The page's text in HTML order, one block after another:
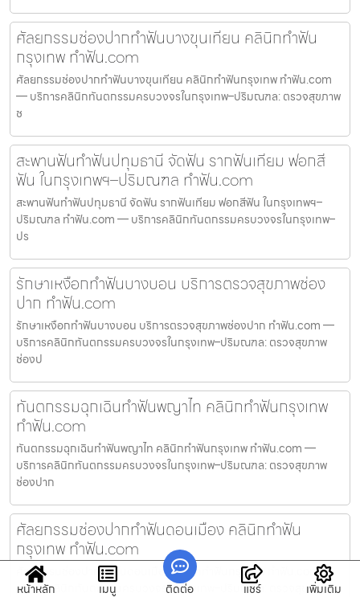
ศัลยกรรมช่องปากทำฟันบางขุนเทียน คลินิกทำฟัน
กรุงเทพ ทำฟัน.com
ศัลยกรรมช่องปากทำฟันบางขุนเทียน คลินิกทำฟันกรุงเทพ ทำฟัน.com
— บริการคลินิกทันตกรรมครบวงจรในกรุงเทพ–ปริมณฑล: ตรวจสุขภาพ
ช
สะพานฟันทำฟันปทุมธานี จัดฟัน รากฟันเทียม ฟอกสี
ฟัน ในกรุงเทพฯ–ปริมณฑล ทำฟัน.com
สะพานฟันทำฟันปทุมธานี จัดฟัน รากฟันเทียม ฟอกสีฟัน ในกรุงเทพฯ–
ปริมณฑล ทำฟัน.com — บริการคลินิกทันตกรรมครบวงจรในกรุงเทพ–
ปร
รักษาเหงือกทำฟันบางบอน บริการตรวจสุขภาพช่อง
ปาก ทำฟัน.com
รักษาเหงือกทำฟันบางบอน บริการตรวจสุขภาพช่องปาก ทำฟัน.com —
บริการคลินิกทันตกรรมครบวงจรในกรุงเทพ–ปริมณฑล: ตรวจสุขภาพ
ช่องป
ทันตกรรมฉุกเฉินทำฟันพญาไท คลินิกทำฟันกรุงเทพ
ทำฟัน.com
ทันตกรรมฉุกเฉินทำฟันพญาไท คลินิกทำฟันกรุงเทพ ทำฟัน.com —
บริการคลินิกทันตกรรมครบวงจรในกรุงเทพ–ปริมณฑล: ตรวจสุขภาพ
ช่องปาก
ศัลยกรรมช่องปากทำฟันดอนเมือง คลินิกทำฟัน
กรุงเทพ ทำฟัน.com
ศัลยกรรมช่องปากทำฟันดอนเมือง คลินิกทำฟันกรุงเทพ ทำฟัน.com —
บริการคลินิกทันตกรรมครบวงจรในกรุงเทพ–ปริมณฑล: ตรวจสุขภาพ
หน้าหลัก เมนู ติดต่อ แชร์ เพิ่มเติม